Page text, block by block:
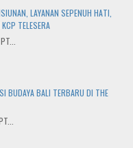
LAYANAN SEPENUH HATI,
TELESERA
BUDAYA BALI TERBARU DI THE